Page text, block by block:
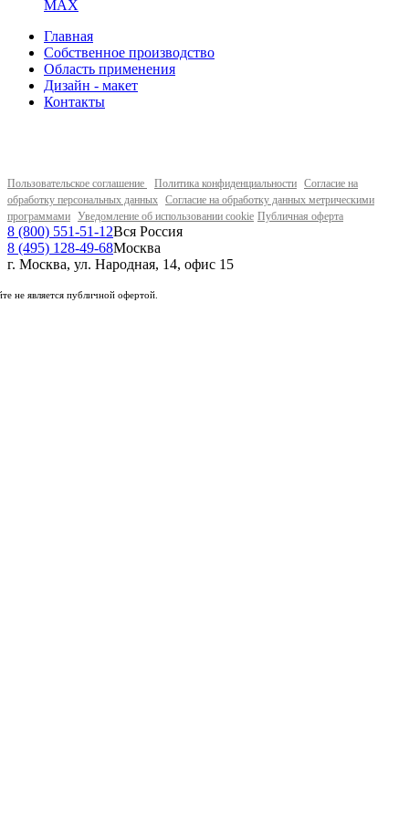
MAX
Главная
Собственное производство
Область применения
Дизайн - макет
Контакты
Пользовательское соглашение Политика конфиденциальности Согласие на
обработку персональных данных Согласие на обработку данных метрическими
программами Уведомление об использовании cookie Публичная оферта
8 (800) 551-51-12Вся Россия
8 (495) 128-49-68Москва
г. Москва, ул. Народная, 14, офис 15
не является публичной офертой.